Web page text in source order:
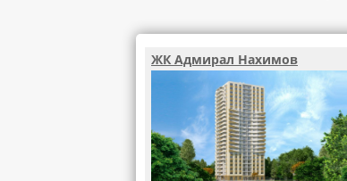
ЖК Адмирал Нахимов